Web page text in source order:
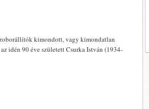
kimondott, vagy kimondatlan
idén 90 éve született Csurka István (1934-